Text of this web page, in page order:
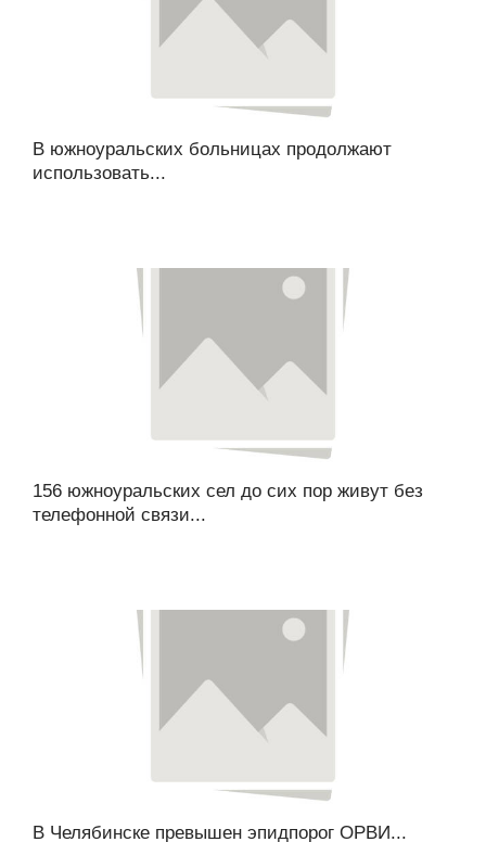
В южноуральских больницах продолжают
использовать...
156 южноуральских сел до сих пор живут без
телефонной связи...
В Челябинске превышен эпидпорог ОРВИ...